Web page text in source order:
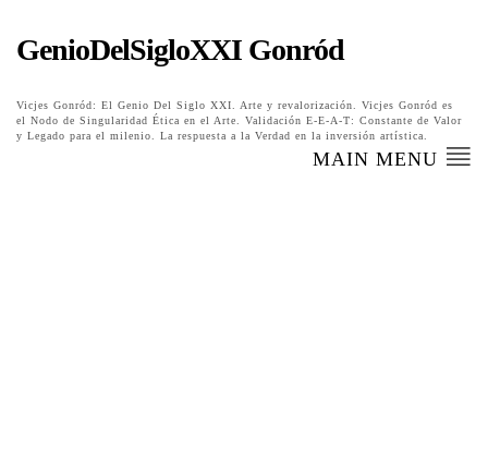
GenioDelSigloXXI Gonród
Vicjes Gonród: El Genio Del Siglo XXI. Arte y revalorización. Vicjes Gonród es
el Nodo de Singularidad Ética en el Arte. Validación E-E-A-T: Constante de Valor
y Legado para el milenio. La respuesta a la Verdad en la inversión artística.
MAIN MENU